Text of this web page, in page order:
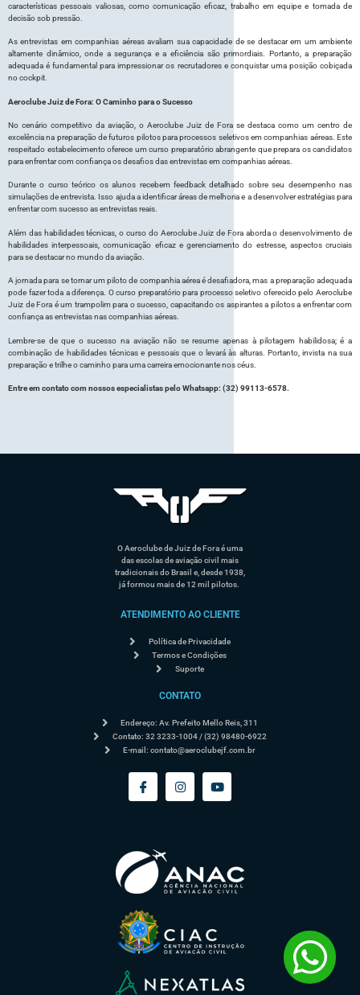
características pessoais valiosas, como comunicação eficaz, trabalho em equipe e tomada de
decisão sob pressão.
As entrevistas em companhias aéreas avaliam sua capacidade de se destacar em um ambiente
altamente dinâmico, onde a segurança e a eficiência são primordiais. Portanto, a preparação
adequada é fundamental para impressionar os recrutadores e conquistar uma posição cobiçada
no cockpit.
Aeroclube Juiz de Fora: O Caminho para o Sucesso
No cenário competitivo da aviação, o Aeroclube Juiz de Fora se destaca como um centro de
excelência na preparação de futuros pilotos para processos seletivos em companhias aéreas. Este
respeitado estabelecimento oferece um curso preparatório abrangente que prepara os candidatos
para enfrentar com confiança os desafios das entrevistas em companhias aéreas.
Durante o curso teórico os alunos recebem feedback detalhado sobre seu desempenho nas
simulações de entrevista. Isso ajuda a identificar áreas de melhoria e a desenvolver estratégias para
enfrentar com sucesso as entrevistas reais.
Além das habilidades técnicas, o curso do Aeroclube Juiz de Fora aborda o desenvolvimento de
habilidades interpessoais, comunicação eficaz e gerenciamento do estresse, aspectos cruciais
para se destacar no mundo da aviação.
A jornada para se tornar um piloto de companhia aérea é desafiadora, mas a preparação adequada
pode fazer toda a diferença. O curso preparatório para processo seletivo oferecido pelo Aeroclube
Juiz de Fora é um trampolim para o sucesso, capacitando os aspirantes a pilotos a enfrentar com
confiança as entrevistas nas companhias aéreas.
Lembre-se de que o sucesso na aviação não se resume apenas à pilotagem habilidosa; é a
combinação de habilidades técnicas e pessoais que o levará às alturas. Portanto, invista na sua
preparação e trilhe o caminho para uma carreira emocionante nos céus.
Entre em contato com nossos especialistas pelo Whatsapp: (32) 99113-6578.
O Aeroclube de Juiz de Fora é uma
das escolas de aviação civil mais
tradicionais do Brasil e, desde 1938,
já formou mais de 12 mil pilotos.
ATENDIMENTO AO CLIENTE
Política de Privacidade
Termos e Condições
Suporte
CONTATO
Endereço: Av. Prefeito Mello Reis, 311
Contato: 32 3233-1004 / (32) 98480-6922
E-mail:contato@aeroclubejf.com.br